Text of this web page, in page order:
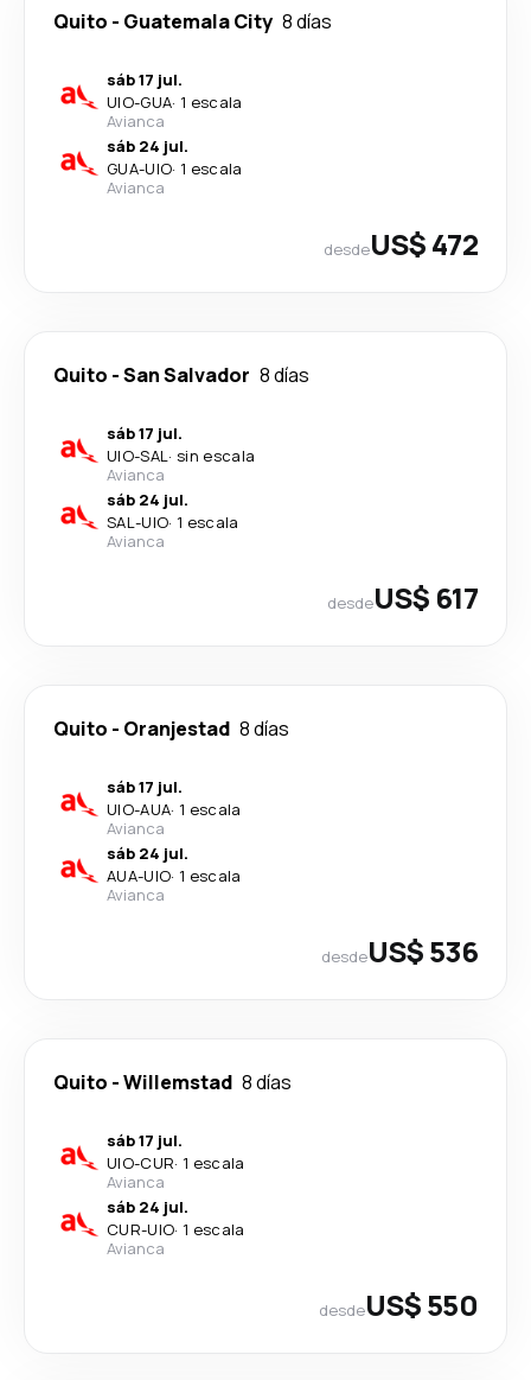
Quito - Guatemala City 8 días
sáb 17 jul.
UIO-GUA· 1 escala
Avianca
sáb 24 jul.
GUA-UIO· 1 escala
Avianca
desdeUS$ 472
Quito -San Salvador 8 días
sáb 17 jul.
UIO-SAL· sin escala
Avianca
sáb 24 jul.
SAL-UIO· 1 escala
Avianca
desdeUS$ 617
Quito - Oranjestad 8 días
sáb 17 jul.
UIO-AUA· 1 escala
Avianca
sáb 24 jul.
AUA-UIO· 1 escala
Avianca
desdeUS$ 536
Quito -Willemstad 8 días
sáb 17 jul.
UIO-CUR· 1 escala
Avianca
sáb 24 jul.
CUR-UIO· 1 escala
Avianca
desdeUS$ 550